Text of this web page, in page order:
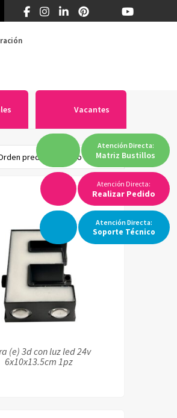
55 5519 5346
Atención Directa:
Realizar Pedido
AtenciónDirecta:
Soporte Técnico
Vacantes
Atención Directa:
Matriz Bustillos
(e) 3d con luz led 24v
6x10x13.5cm 1pz